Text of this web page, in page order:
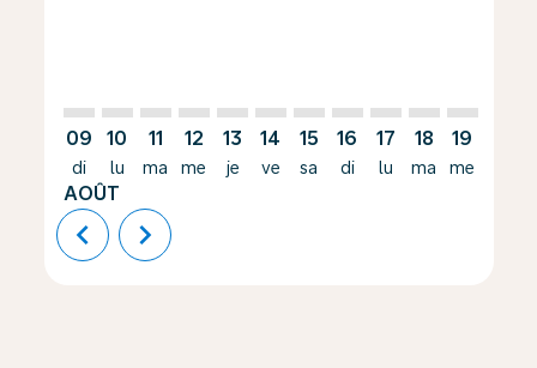
09
di
AOÛT
10
lu
11
ma
12
me
13
je
14
ve
15
sa
16
di
17
lu
18
ma
19
me
chevron_left chevron_right